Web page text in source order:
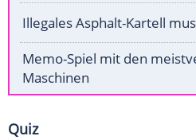
Illegales Asphalt-Kartell
Memo-Spiel mit den
Maschinen
Quiz